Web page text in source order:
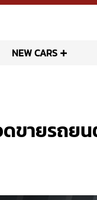
NEW CARS
ขายรถย